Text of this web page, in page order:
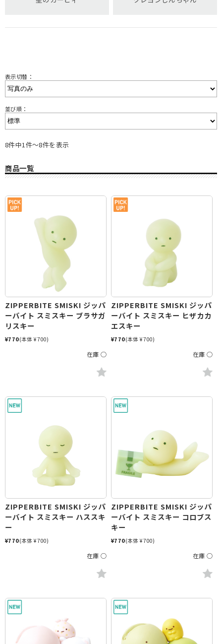
表示切替：
並び順：
8件中1件～8件を表示
商品一覧
ZIPPERBITE SMISKI ジッパ
ーバイト スミスキー ブラサガ
リスキー
¥770(本体 ¥700)
在庫 ○
ZIPPERBITE SMISKI ジッパ
ーバイト スミスキー ヒザカカ
エスキー
¥770(本体 ¥700)
在庫 ○
ZIPPERBITE SMISKI ジッパ
ーバイト スミスキー ハススキ
ー
¥770(本体 ¥700)
在庫 ○
ZIPPERBITE SMISKI ジッパ
ーバイト スミスキー コロブス
キー
¥770(本体 ¥700)
在庫 ○